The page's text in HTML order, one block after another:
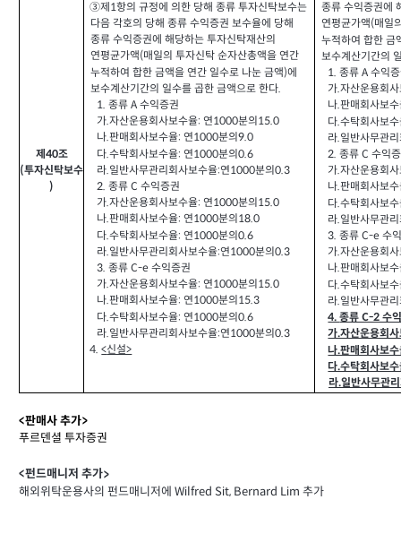
제40조
(투자신탁보수
)
③제1항의 규정에 의한 당해 종류 투자신탁보수는
다음 각호의 당해 종류 수익증권 보수율에 당해
종류 수익증권에 해당하는 투자신탁재산의
연평균가액(매일의 투자신탁 순자산총액을 연간
누적하여 합한 금액을 연간 일수로 나눈 금액)에
보수계산기간의 일수를 곱한 금액으로 한다.
1.종류 A 수익증권
가.자산운용회사보수율: 연1000분의15.0
나.판매회사보수율: 연1000분의9.0
다.수탁회사보수율: 연1000분의0.6
라.일반사무관리회사보수율:연1000분의0.3
2.종류 C 수익증권
가.자산운용회사보수율: 연1000분의15.0
나.판매회사보수율: 연1000분의18.0
다.수탁회사보수율: 연1000분의0.6
라.일반사무관리회사보수율:연1000분의0.3
3.종류 C-e 수익증권
가.자산운용회사보수율: 연1000분의15.0
나.판매회사보수율: 연1000분의15.3
다.수탁회사보수율: 연1000분의0.6
라.일반사무관리회사보수율:연1000분의0.3
4.<신설>
종류 수익증권에
연평균가액(매일
누적하여 합한 금
보수계산기간의
1.종류 A 수익
가.자산운용회
나.판매회사보
다.수탁회사보
라.일반사무관
2.종류 C 수익
가.자산운용회
나.판매회사보
다.수탁회사보
라.일반사무관
3.종류 C-e 수
가.자산운용회
나.판매회사보
다.수탁회사보
라.일반사무관
4.종류 C-2 수
가.자산운용회
나.판매회사보
다.수탁회사보
라.일반사무관
<판매사 추가>
푸르덴셜 투자증권
<펀드매니저 추가>
해외위탁운용사의 펀드매니저에 Wilfred Sit, Bernard Lim 추가